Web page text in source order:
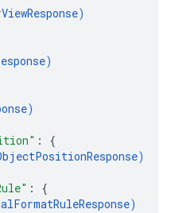
)
)
)
: {
)
: {
)